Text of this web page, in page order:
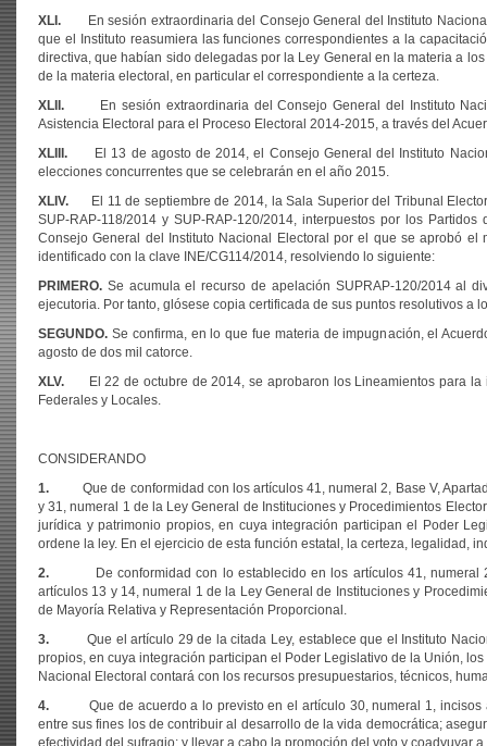
XLI. En sesión extraordinaria del Consejo General del Instituto
que el Instituto reasumiera las funciones correspondientes a la
directiva, que habían sido delegadas por la Ley General en la materia a
de la materia electoral, en particular el correspondiente a la certeza.
XLII. En sesión extraordinaria del Consejo General del Instituto
Asistencia Electoral para el Proceso Electoral 2014-2015, a través del
XLIII. El 13 de agosto de 2014, el Consejo General del Instituto
elecciones concurrentes que se celebrarán en el año 2015.
XLIV. El 11 de septiembre de 2014, la Sala Superior del Tribunal
SUP-RAP-118/2014 y SUP-RAP-120/2014, interpuestos por los
Consejo General del Instituto Nacional Electoral por el que se aprobó
identificado con la clave INE/CG114/2014, resolviendo lo siguiente:
PRIMERO. Se acumula el recurso de apelación SUPRAP-120/2014 al
ejecutoria. Por tanto, glósese copia certificada de sus puntos resolutivos a
SEGUNDO. Se confirma, en lo que fue materia de impugnación, el
agosto de dos mil catorce.
XLV. El 22 de octubre de 2014, se aprobaron los Lineamientos para la
Federales y Locales.
CONSIDERANDO
1. Que de conformidad con los artículos 41, numeral 2, Base V,
y 31, numeral 1 de la Ley General de Instituciones y Procedimientos
jurídica y patrimonio propios, en cuya integración participan el Poder
ordene la ley. En el ejercicio de esta función estatal, la certeza, legalidad,
2. De conformidad con lo establecido en los artículos 41, numeral 2;
artículos 13 y 14, numeral 1 de la Ley General de Instituciones y
de Mayoría Relativa y Representación Proporcional.
3. Que el artículo 29 de la citada Ley, establece que el Instituto
propios, en cuya integración participan el Poder Legislativo de la Unión,
Nacional Electoral contará con los recursos presupuestarios, técnicos,
4. Que de acuerdo a lo previsto en el artículo 30, numeral 1, incisos
entre sus fines los de contribuir al desarrollo de la vida democrática;
efectividad del sufragio; y llevar a cabo la promoción del voto y coadyuvar